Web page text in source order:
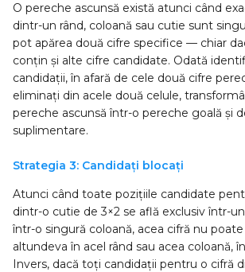
O pereche ascunsă există atunci când
dintr-un rând, coloană sau cutie sunt
pot apărea două cifre specifice — chiar
conțin și alte cifre candidate. Odată
candidații, în afară de cele două cifre
eliminați din acele două celule,
pereche ascunsă într-o pereche goală și
suplimentare.
Strategia 3: Candidați blocați
Atunci când toate pozițiile candidate
dintr-o cutie de 3×2 se află exclusiv într-
într-o singură coloană, acea cifră nu
altundeva în acel rând sau acea coloană,
Invers, dacă toți candidații pentru o cifră